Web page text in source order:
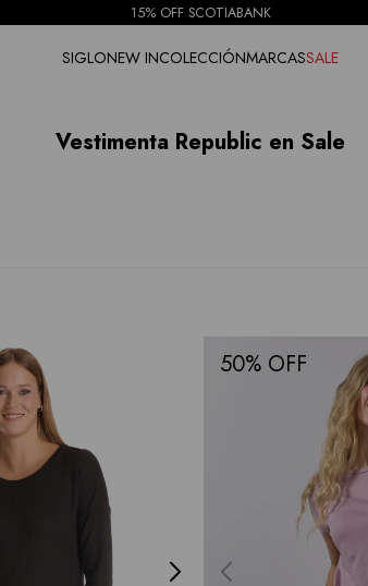
15% OFF SCOTIABANK
SIGLONEW INCOLECCIÓNMARCASSALE
Vestimenta Republic en Sale
50